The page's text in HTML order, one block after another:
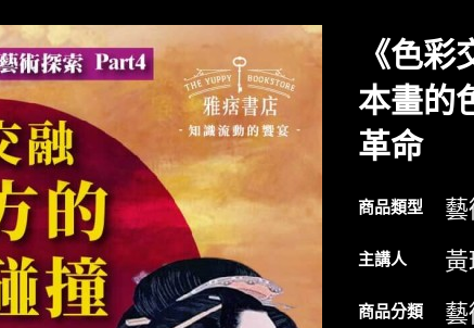
《色
本畫的
革命
商品類型
主講人 黃
商品分類